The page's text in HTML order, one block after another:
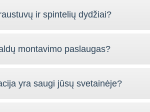
ir spintelių dydžiai?
montavimo paslaugas?
yra saugi jūsų svetainėje?